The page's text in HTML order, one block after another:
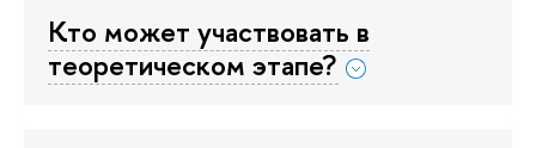
Кто может участвовать в
теоретическом этапе?